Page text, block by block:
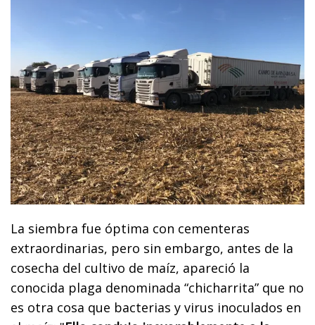
La siembra fue óptima con cementeras
extraordinarias, pero sin embargo, antes de la
cosecha del cultivo de maíz, apareció la
conocida plaga denominada “chicharrita” que no
es otra cosa que bacterias y virus inoculados en